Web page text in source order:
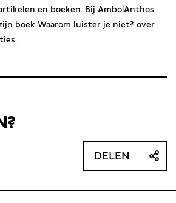
en boeken. Bij Ambo|Anthos
boek Waarom luister je niet? over
DELEN